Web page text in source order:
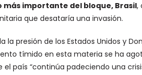
más importante del bloque, Brasil,
que desataría una invasión.
la presión de los Estados Unidos y
tímido en esta materia se ha
el país “continúa padeciendo una